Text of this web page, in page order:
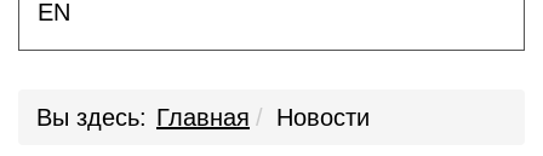
EN
Вы здесь: Главная Новости